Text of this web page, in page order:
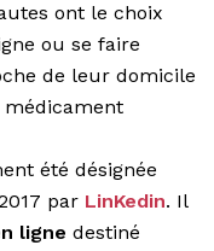
ont le choix
ou se faire
de leur domicile
été désignée
par LinKedin. Il
ligne destiné